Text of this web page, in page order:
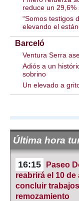
reduce un
“Somos testigos
elevando el
Barceló
Ventura Serra
Adiós a un
sobrino
Un elevado a
Última hora
16:15
Paseo
reabrirá el 10
concluir
remozamiento